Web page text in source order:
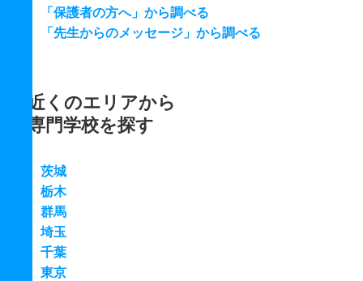
「保護者の方へ」から調べる
「先生からのメッセージ」から調べる
近くのエリアから
専門学校を探す
茨城
栃木
群馬
埼玉
千葉
東京